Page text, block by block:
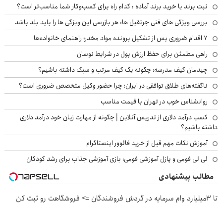
ثبت برند یا خرید برند آماده : کدام راه برای کسب‌وکار شما مناسب‌تر است؟
بررسی ویژگی های فنی جرثقیل ها: هر بازرسی این ویژگی ها را باید بلد باشد
۷ اقدام ضروری پس از تشکیل پرونده مواد مخدر؛ راهنمای خانواده‌ها
راهی مطمئن برای حفظ ارزش پول در شرایط نوسان
چیدمان کیف مدرسه؛ چگونه یک کیف مرتب و سبک داشته باشیم؟
ناگفته‌های طلاق توافقی در ایران؛ چرا حضور وکیل متخصص ضروری است؟
روانشناس خوب در تهران با قیمت مناسب
کسب درآمد دلاری از تدریس آنلاین | چگونه از مهارت زبان خود درآمد دلاری
داشته باشیم؟
آموزش نکات مهم قبل از خرید فالوور اینستاگرام
لی لی فومی و پازل آموزشی فومی؛ بازی آموزشی جذاب برای رشد کودکان
مطالب پیشنهادی
تا 3میلیارد وام سرمایه در گردش فروشندگان => فروشگاهت رو ثبت کن